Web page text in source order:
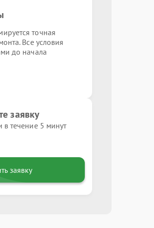
точная
Все условия
до начала
заявку
течение 5 минут
заявку